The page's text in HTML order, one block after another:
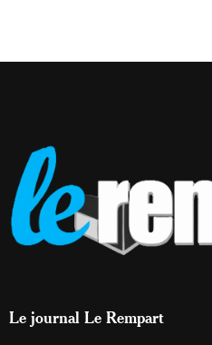
Le journal Le Rempart